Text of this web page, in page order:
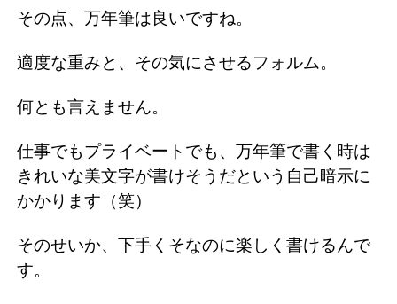
その点、万年筆は良いですね。
適度な重みと、その気にさせるフォルム。
何とも言えません。
仕事でもプライベートでも、万年筆で書く時は
きれいな美文字が書けそうだという自己暗示に
かかります（笑）
そのせいか、下手くそなのに楽しく書けるんで
す。